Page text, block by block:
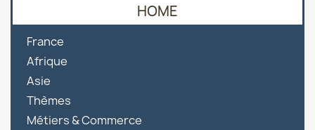
HOME
France
Afrique
Asie
Thèmes
Métiers & Commerce